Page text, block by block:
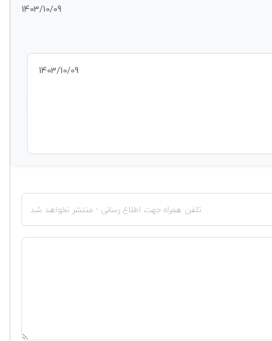
1403/10/09
1403/10/09